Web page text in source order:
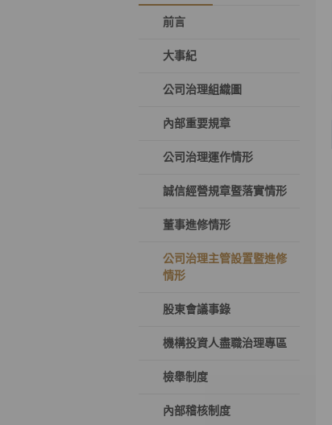
前言
大事紀
公司治理組織圖
內部重要規章
公司治理運作情形
誠信經營規章暨落實情形
董事進修情形
公司治理主管設置暨進修
情形
股東會議事錄
機構投資人盡職治理專區
檢舉制度
內部稽核制度